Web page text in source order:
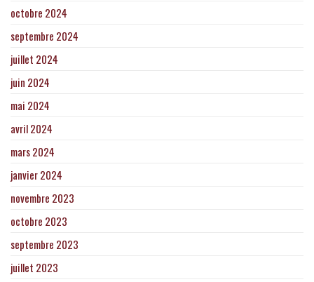
octobre 2024
septembre 2024
juillet 2024
juin 2024
mai 2024
avril 2024
mars 2024
janvier 2024
novembre 2023
octobre 2023
septembre 2023
juillet 2023